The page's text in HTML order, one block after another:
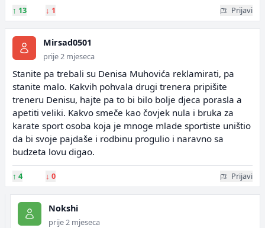
↑ 13 ↓ 1 Prijavi
Mirsad0501
prije 2 mjeseca
Stanite pa trebali su Denisa Muhovića reklamirati, pa
stanite malo. Kakvih pohvala drugi trenera pripišite
treneru Denisu, hajte pa to bi bilo bolje djeca porasla a
apetiti veliki. Kakvo smeče kao čovjek nula i bruka za
karate sport osoba koja je mnoge mlade sportiste uništio
da bi svoje pajdaše i rodbinu progulio i naravno sa
budzeta lovu digao.
↑ 4 ↓ 0 Prijavi
Nokshi
prije 2 mjeseca